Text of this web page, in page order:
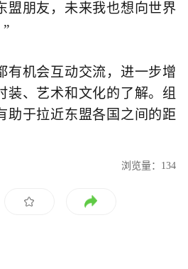
盟朋友，未来我也想向世界
有机会互动交流，进一步增
装、艺术和文化的了解。组
助于拉近东盟各国之间的距
浏览量：134